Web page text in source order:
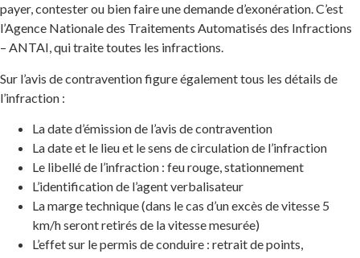
payer, contester ou bien faire une demande d’exonération. C’est
l’Agence Nationale des Traitements Automatisés des Infractions
– ANTAI, qui traite toutes les infractions.
Sur l’avis de contravention figure également tous les détails de
l’infraction :
La date d’émission de l’avis de contravention
La date et le lieu et le sens de circulation de l’infraction
Le libellé de l’infraction : feu rouge, stationnement
L’identification de l’agent verbalisateur
La marge technique (dans le cas d’un excès de vitesse 5
km/h seront retirés de la vitesse mesurée)
L’effet sur le permis de conduire : retrait de points,